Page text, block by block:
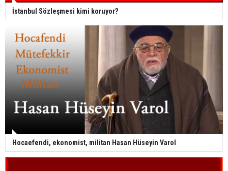
İstanbul Sözleşmesi kimi koruyor?
Hocaefendi, ekonomist, militan Hasan Hüseyin Varol